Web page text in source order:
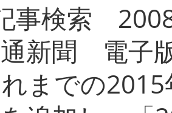
事検索
新聞 電子
までの